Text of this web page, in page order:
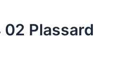
02 Plassard